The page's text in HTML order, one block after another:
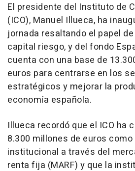
El presidente del Instituto de
(ICO), Manuel Illueca, ha
jornada resaltando el papel
capital riesgo, y del fondo
cuenta con una base de
euros para centrarse en los
estratégicos y mejorar la
economía española.
Illueca recordó que el ICO ha
8.300 millones de euros
institucional a través del
renta fija (MARF) y que la